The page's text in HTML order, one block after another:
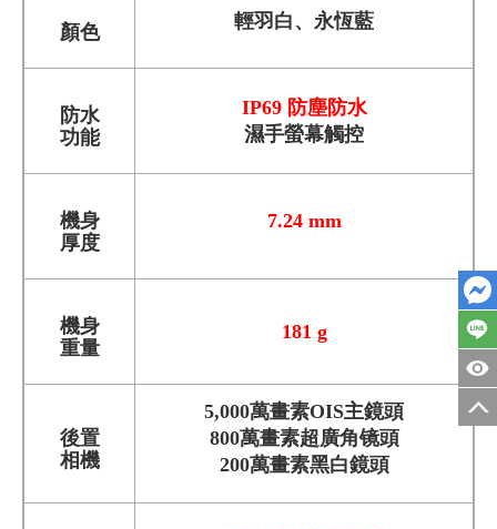
顏色 輕羽白、永恆藍
防水
功能
IP69 防塵防水
濕手螢幕觸控
機身
厚度
7.24 mm
機身
重量
181 g
後置
相機
5,000萬畫素OIS主鏡頭
800萬畫素超廣角镜頭
200萬畫素黑白鏡頭